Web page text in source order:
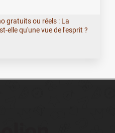
gratuits ou réels : La
elle qu'une vue de l'esprit ?